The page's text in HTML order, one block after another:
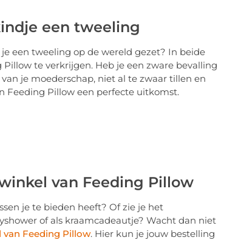
een tweeling
een tweeling op de wereld gezet? In beide
te verkrijgen. Heb je een zware bevalling
je moederschap, niet al te zwaar tillen en
Feeding Pillow een perfecte uitkomst.
van Feeding Pillow
je te bieden heeft? Of zie je het
of als kraamcadeautje? Wacht dan niet
Feeding Pillow. Hier kun je jouw bestelling